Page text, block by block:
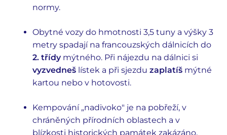
normy.
Obytné vozy do hmotnosti 3,5 tuny a výšky 3
metry spadají na francouzských dálnicích do
2. třídymýtného. Při nájezdu na dálnici si
vyzvedneš lístek a při sjezdu zaplatíš mýtné
kartou nebo v hotovosti.
Kempování „nadivoko" je na pobřeží, v
chráněných přírodních oblastech a v
blízkosti historických památek zakázáno.